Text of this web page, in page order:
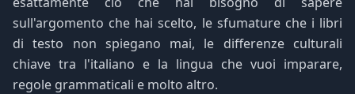
sull'argomento che hai scelto, le sfumature che i libri
di testo non spiegano mai, le differenze culturali
chiave tra l'italiano e la lingua che vuoi imparare,
regole grammaticali e molto altro.